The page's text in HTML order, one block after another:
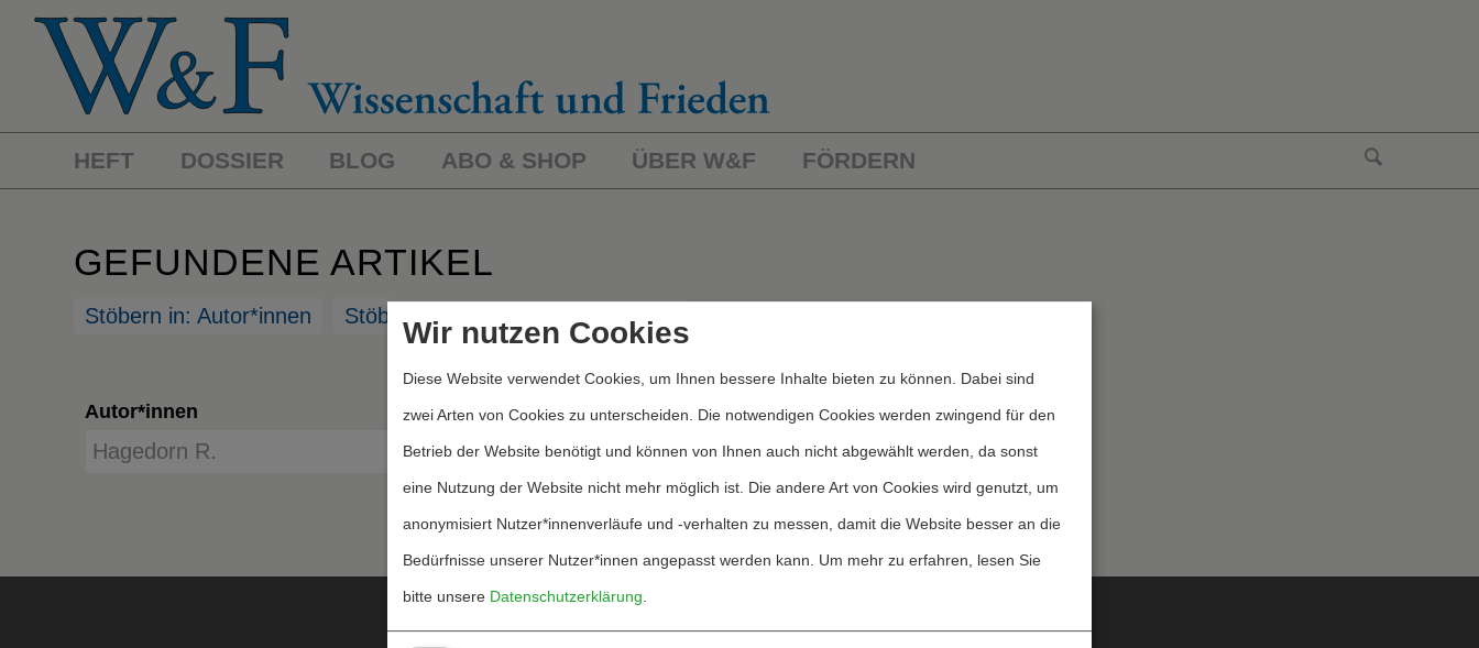
HEFT DOSSIER BLOG ABO & SHOP ÜBER W&F FÖRDERN
GEFUNDENE ARTIKEL
Stöbern in: Autor*innen Stöbern in: Stichworte/Kategorien
Autor*innen Kategorien
Wir nutzen Cookies
Diese Website verwendet Cookies, um Ihnen bessere Inhalte bieten zu können. Dabei sind
zwei Arten von Cookies zu unterscheiden. Die notwendigen Cookies werden zwingend für den
Betrieb der Website benötigt und können von Ihnen auch nicht abgewählt werden, da sonst
eine Nutzung der Website nicht mehr möglich ist. Die andere Art von Cookies wird genutzt, um
anonymisiert Nutzer*innenverläufe und -verhalten zu messen, damit die Website besser an die
Bedürfnisse unserer Nutzer*innen angepasst werden kann. Um mehr zu erfahren, lesen Sie
bitte unsere Datenschutzerklärung